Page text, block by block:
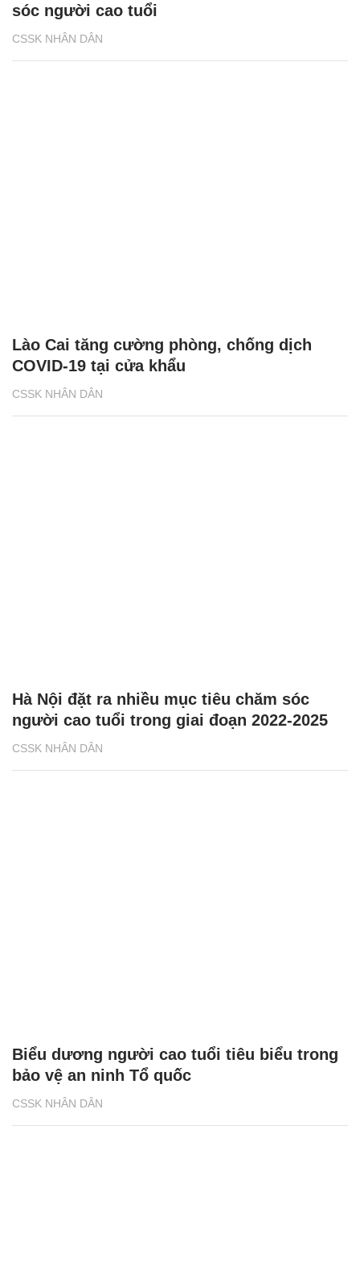
CSSK NHÂN DÂN
sóc người cao tuổi
CSSK NHÂN DÂN
Lào Cai tăng cường phòng, chống dịch
COVID-19 tại cửa khẩu
CSSK NHÂN DÂN
Hà Nội đặt ra nhiều mục tiêu chăm sóc
người cao tuổi trong giai đoạn 2022-2025
CSSK NHÂN DÂN
Biểu dương người cao tuổi tiêu biểu trong
bảo vệ an ninh Tổ quốc